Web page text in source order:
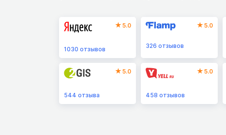
5.0
1030 отзывов
5.0
326 отзывов
5.0
544 отзыва
5.0
458 отзывов